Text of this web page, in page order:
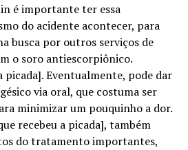
é importante ter essa
do acidente acontecer, para
busca por outros serviços de
o soro antiescorpiônico.
picada]. Eventualmente, pode dar
via oral, que costuma ser
minimizar um pouquinho a dor.
recebeu a picada], também
do tratamento importantes,